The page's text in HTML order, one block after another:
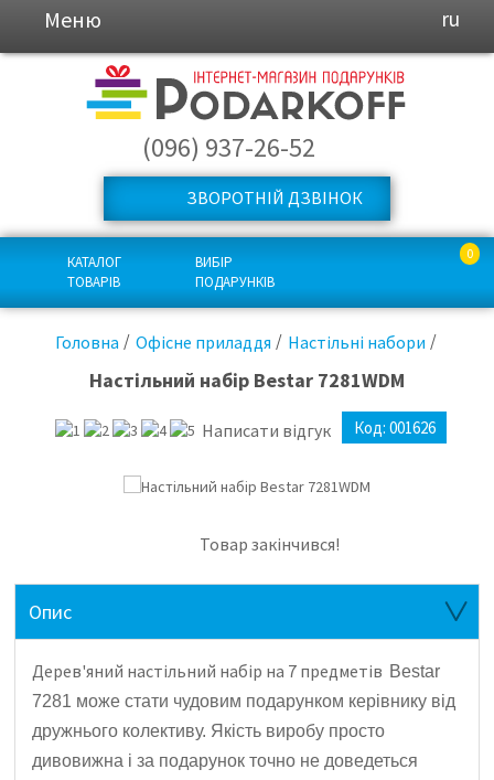
Меню ru
(096) 937-26-52
ЗВОРОТНІЙ ДЗВІНОК
КАТАЛОГ
ТОВАРІВ
ВИБІР
ПОДАРУНКІВ
0
Головна Офісне приладдя Настільні набори
Настільний набір Bestar 7281WDM
Написати відгук Код: 001626
Товар закінчився!
Опис
Дерев'яний настільний набір на 7 предметів Bestar
7281 може стати чудовим подарунком керівнику від
дружнього колективу. Якість виробу просто
дивовижна і за подарунок точно не доведеться